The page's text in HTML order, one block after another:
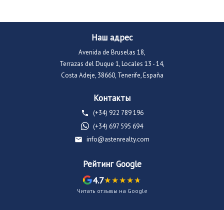
Наш адрес
Avenida de Bruselas 18,
Terrazas del Duque 1, Locales 13 - 14,
Costa Adeje, 38660, Tenerife, España
Контакты
(+34) 922 789 196
(+34) 697 595 694
info@astenrealty.com
Рейтинг Google
4.7
Читать отзывы на Google